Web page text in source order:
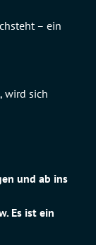
– ein
wird sich
und ab ins
Es ist ein